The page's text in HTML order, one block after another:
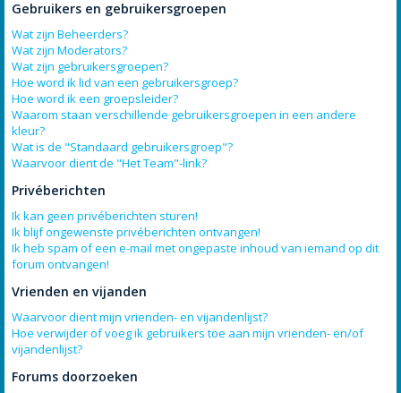
Gebruikers en gebruikersgroepen
Wat zijn Beheerders?
Wat zijn Moderators?
Wat zijn gebruikersgroepen?
Hoe word ik lid van een gebruikersgroep?
Hoe word ik een groepsleider?
Waarom staan verschillende gebruikersgroepen in een andere
kleur?
Wat is de "Standaard gebruikersgroep"?
Waarvoor dient de "Het Team"-link?
Privéberichten
Ik kan geen privéberichten sturen!
Ik blijf ongewenste privéberichten ontvangen!
Ik heb spam of een e-mail met ongepaste inhoud van iemand op dit
forum ontvangen!
Vrienden en vijanden
Waarvoor dient mijn vrienden- en vijandenlijst?
Hoe verwijder of voeg ik gebruikers toe aan mijn vrienden- en/of
vijandenlijst?
Forums doorzoeken